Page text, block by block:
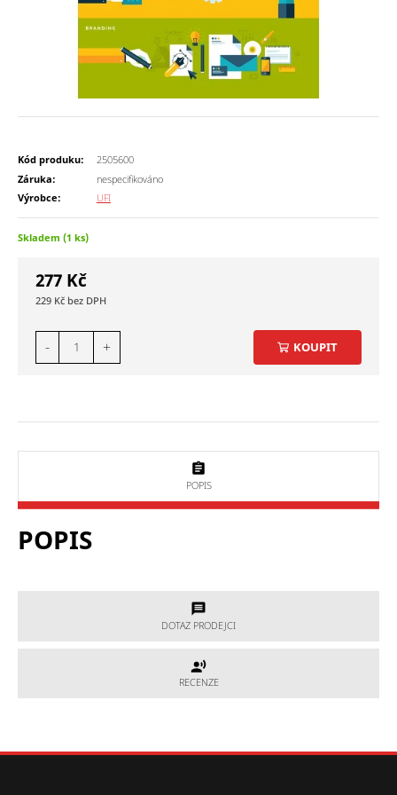
Kód produku:
2505600
Záruka:
nespecifikováno
Výrobce:
UFI
Skladem (1 ks)
277 Kč
229 Kč
- + KOUPIT
POPIS
POPIS
DOTAZ PRODEJCI
DOTAZ PRODEJCI
Neváhejte se na nás obrátit a my Vám rádi pomůžeme.
RECENZE